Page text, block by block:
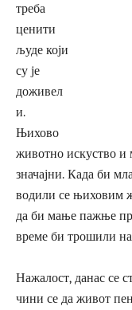
треба
ценити
људе који
су је
доживел
и.
Њихово
животно искуство и
значајни. Када би
водили се њиховим
да би мање пажње
време би трошили
Нажалост, данас се
чини се да живот